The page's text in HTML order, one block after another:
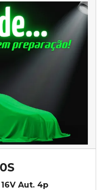
Aut. 4p